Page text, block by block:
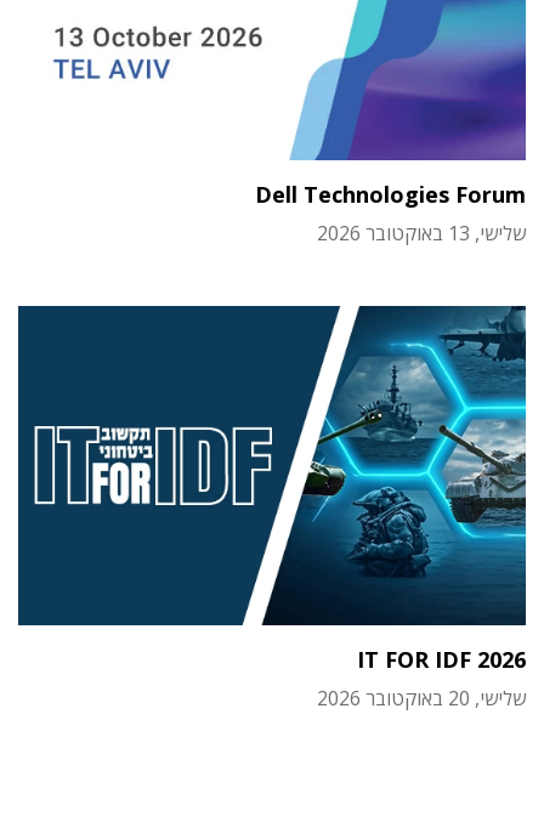
Dell Technologies Forum
שלישי, 13 באוקטובר 2026
IT FOR IDF 2026
שלישי, 20 באוקטובר 2026